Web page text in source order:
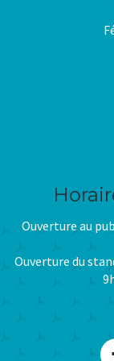
Ouverture au
Ouverture du